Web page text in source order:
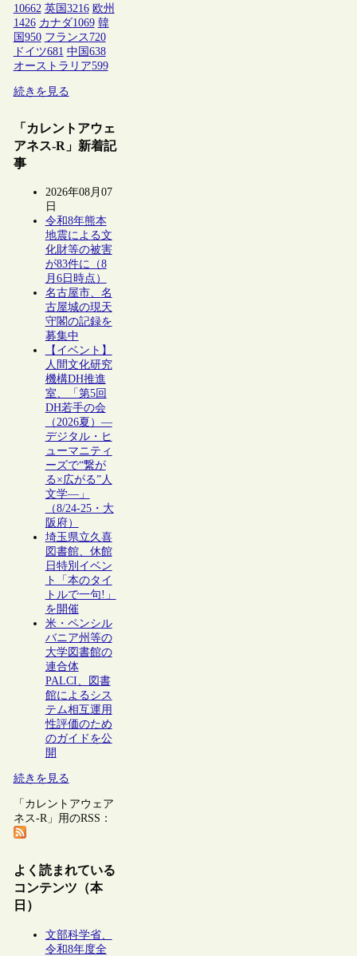
10662 英国 3216 欧州
1426 カナダ1069 韓
国 950 フランス 720
ドイツ681 中国 638
オーストラリア599
続きを見る
「カレントアウェ
アネス-R」新着記
事
2026年08月07
日
令和8年熊本
地震による文
化財等の被害
が83件に（8
月6日時点）
名古屋市、名
古屋城の現天
守閣の記録を
募集中
【イベント】
人間文化研究
機構DH推進
室、「第5回
DH若手の会
（2026夏）―
デジタル・ヒ
ューマニティ
ーズで“繋が
る×広がる”人
文学―」
（8/24-25・大
阪府）
埼玉県立久喜
図書館、休館
日特別イベン
ト「本のタイ
トルで一句!」
を開催
米・ペンシル
バニア州等の
大学図書館の
連合体
PALCI、図書
館によるシス
テム相互運用
性評価のため
のガイドを公
開
続きを見る
「カレントアウェア
ネス-R」用のRSS：
よく読まれている
コンテンツ（本
日）
文部科学省、
令和8年度全